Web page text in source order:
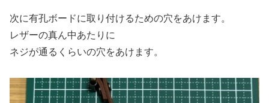
次に有孔ボードに取り付けるための穴をあけます。
レザーの真ん中あたりに
ネジが通るくらいの穴をあけます。